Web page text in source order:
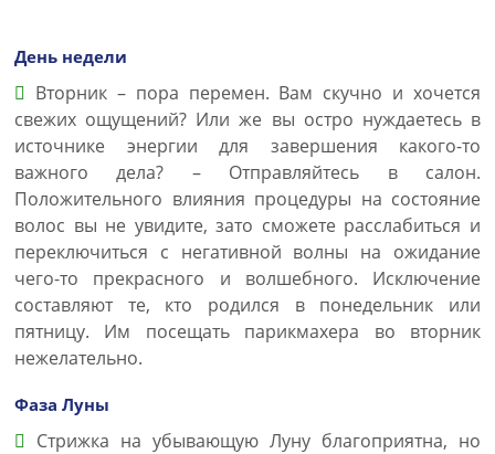
День недели
Вторник – пора перемен. Вам скучно и хочется
свежих ощущений? Или же вы остро нуждаетесь в
источнике энергии для завершения какого-то
важного дела? – Отправляйтесь в салон.
Положительного влияния процедуры на состояние
волос вы не увидите, зато сможете расслабиться и
переключиться с негативной волны на ожидание
чего-то прекрасного и волшебного. Исключение
составляют те, кто родился в понедельник или
пятницу. Им посещать парикмахера во вторник
нежелательно.
Фаза Луны
Стрижка на убывающую Луну благоприятна, но